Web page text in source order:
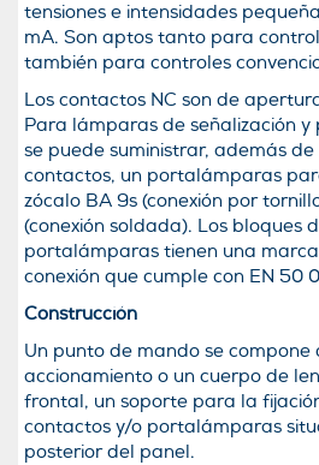
tensiones e intensidades
mA. Son aptos tanto para
también para controles
Los contactos NC son de
Para lámparas de señalización y
se puede suministrar, además
contactos, un portalámparas
zócalo BA 9s (conexión por
(conexión soldada). Los bloques
portalámparas tienen una
conexión que cumple con EN 50
Construcción
Un punto de mando se compone
accionamiento o un cuerpo de
frontal, un soporte para la
contactos y/o portalámparas
posterior del panel.